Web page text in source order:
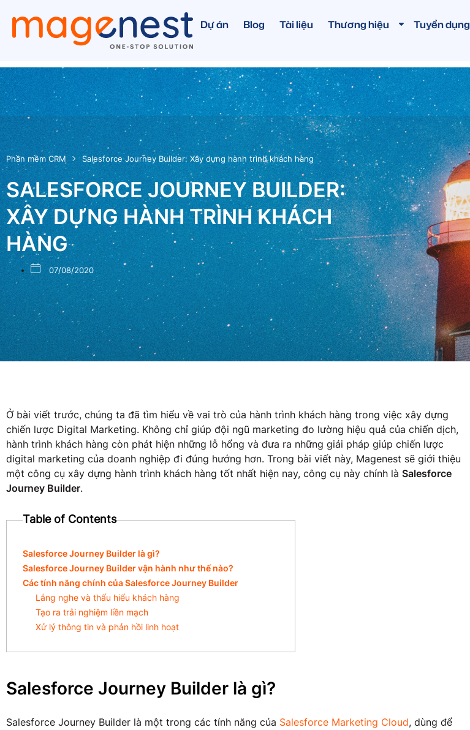
Dự án Blog Tài liệu Thương hiệu Tuyển dụng
Phần mềm CRM Salesforce Journey Builder: Xây dựng hành trình khách hàng
SALESFORCE JOURNEY BUILDER:
XÂY DỰNG HÀNH TRÌNH KHÁCH
HÀNG
07/08/2020
Ở bài viết trước, chúng ta đã tìm hiểu về vai trò của hành trình khách hàng trong việc xây dựng
chiến lược Digital Marketing. Không chỉ giúp đội ngũ marketing đo lường hiệu quả của chiến dịch,
hành trình khách hàng còn phát hiện những lỗ hổng và đưa ra những giải pháp giúp chiến lược
digital marketing của doanh nghiệp đi đúng hướng hơn. Trong bài viết này, Magenest sẽ giới thiệu
một công cụ xây dựng hành trình khách hàng tốt nhất hiện nay, công cụ này chính là Salesforce
Journey Builder.
Table of Contents
Salesforce Journey Builder là gì?
Salesforce Journey Builder vận hành như thế nào?
Các tính năng chính của Salesforce Journey Builder
Lắng nghe và thấu hiểu khách hàng
Tạo ra trải nghiệm liền mạch
Xử lý thông tin và phản hồi linh hoạt
Salesforce Journey Builder là gì?
Salesforce Journey Builder là một trong các tính năng của Salesforce Marketing Cloud, dùng để